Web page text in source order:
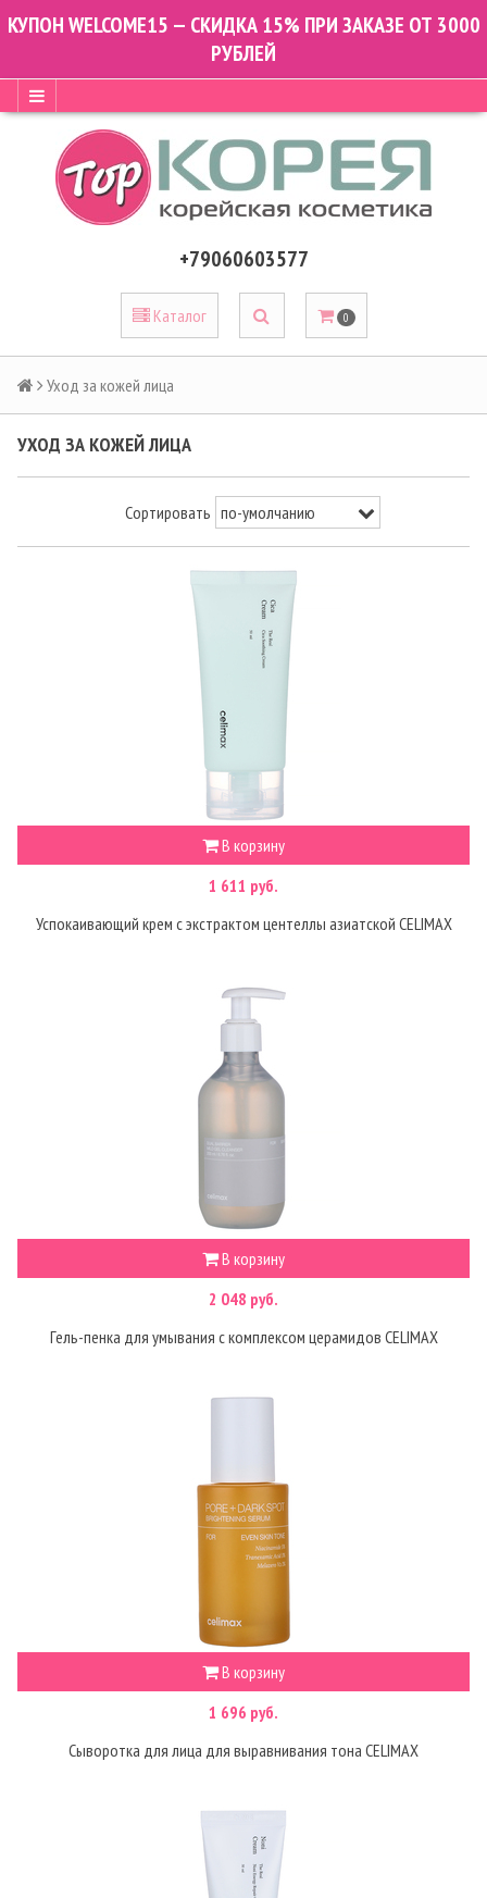
КУПОН WELCOME15 — СКИДКА 15% ПРИ ЗАКАЗЕ ОТ 3000
РУБЛЕЙ
+79060603577
Каталог 0
Уход за кожей лица
УХОД ЗА КОЖЕЙ ЛИЦА
Сортировать
В корзину
1 611 руб.
Успокаивающий крем с экстрактом центеллы азиатской CELIMAX
В корзину
2 048 руб.
Гель-пенка для умывания с комплексом церамидов CELIMAX
В корзину
1 696 руб.
Сыворотка для лица для выравнивания тона CELIMAX